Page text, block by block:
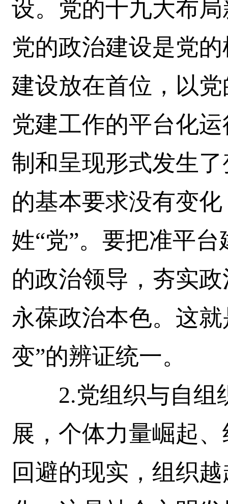
设。党的十九大布
党的政治建设是党
建设放在首位，以
党建工作的平台化
制和呈现形式发生
的基本要求没有变
姓“党”。要把准平
的政治领导，夯实
永葆政治本色。这
变”的辨证统一。
2.党组织与自组
展，个体力量崛起
回避的现实，组织